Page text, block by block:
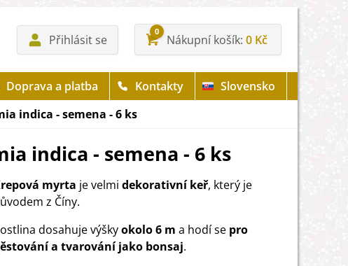
Přihlásit se
0
Nákupní košík 0 Kč
Doprava a platba Kontakty
Slovensko
indica - semena - 6 ks
indica - semena - 6 ks
myrta je velmi dekorativní keř, který je
z Číny.
dosahuje výškyokolo 6 m a hodí se pro
a tvarování jako bonsaj.